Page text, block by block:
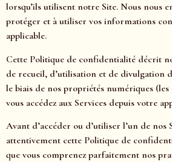
lorsqu’ils utilisent notre Site. Nous nous
protéger et à utiliser vos informations
applicable.
Cette Politique de confidentialité décrit
de recueil, d’utilisation et de divulgation
le biais de nos propriétés numériques (les
vous accédez aux Services depuis votre
Avant d’accéder ou d’utiliser l’un de nos
attentivement cette Politique de
que vous comprenez parfaitement nos